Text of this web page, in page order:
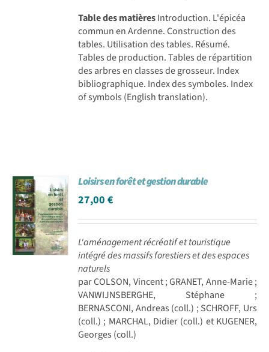
Table des matièresIntroduction. L'épicéa
commun en Ardenne. Construction des
tables. Utilisation des tables. Résumé.
Tables de production. Tables de répartition
des arbres en classes de grosseur. Index
bibliographique. Index des symboles. Index
of symbols (English translation).
Loisirs en forêt et gestion durable
27,00€
L'aménagement récréatif et touristique
intégré des massifs forestiers et des espaces
naturels
par COLSON, Vincent ; GRANET, Anne-Marie ;
VANWIJNSBERGHE, Stéphane ;
BERNASCONI, Andreas (coll.) ; SCHROFF, Urs
(coll.) ; MARCHAL, Didier (coll.) et KUGENER,
Georges (coll.)